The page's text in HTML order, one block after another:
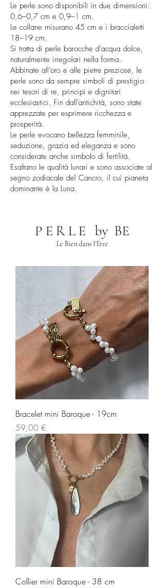
Le perle sono disponibili in due dimensioni:
0,6–0,7 cm e 0,9–1 cm.
Le collane misurano 45 cm e i braccialetti
18–19 cm.
Si tratta di perle barocche d’acqua dolce,
naturalmente irregolari nella forma.
Abbinate all’oro e alle pietre preziose, le
perle sono da sempre simboli di prestigio
nei tesori di re, principi e dignitari
ecclesiastici. Fin dall’antichità, sono state
apprezzate per esprimere ricchezza e
prosperità.
Le perle evocano bellezza femminile,
seduzione, grazia ed eleganza e sono
considerate anche simbolo di fertilità.
Esaltano le qualità lunari e sono associate al
segno zodiacale del Cancro, il cui pianeta
dominante è la Luna.
P E R L E by BE
Le Bien dans l'Etre
Bracelet mini Baroque - 19cm
Prezzo
59,00 €
Collier mini Baroque - 38 cm